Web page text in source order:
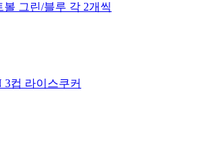
그린/블루 각 2개씩
컵 라이스쿠커